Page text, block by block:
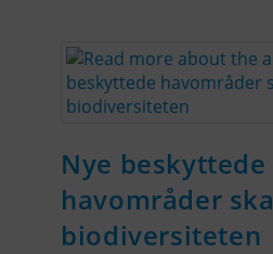
Nye beskyttede
havområder
biodiversiteten